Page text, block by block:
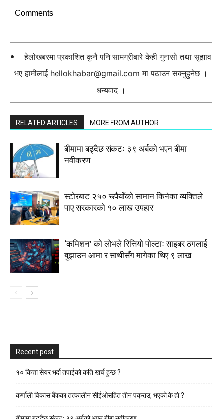
Comments
हेलोखबरमा प्रकाशित कुनै पनि सामग्रीबारे केही गुनासो तथा सुझाव
भए हामीलाई hellokhabar@gmail.com मा पठाउन सक्नुहुनेछ ।
धन्यवाद ।
RELATED ARTICLES MORE FROM AUTHOR
बीमामा बढ्दैछ संकटः ३९ अर्बको भएन बीमा
नवीकरण
स्टाेरबाट २५० रूपैयाँको सामान किनेका व्यक्तिले
पाए सरकारको १० लाख उपहार
‘कमिशन’ को लोभले रित्तियो पोल्टाः साइबर ठगलाई
बुझाउन आमा र साथीसँग मागेका थिए ९ लाख
Recent post
१० कित्ता सेयर भर्दा तपाईको कति खर्च हुन्छ ?
कर्णाली विकास बैंकका तत्कालीन सीईओसहित तीन पक्राउ, भएकाे के हाे ?